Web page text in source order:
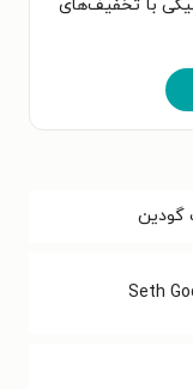
با تخفیف‌های
گودین
Seth